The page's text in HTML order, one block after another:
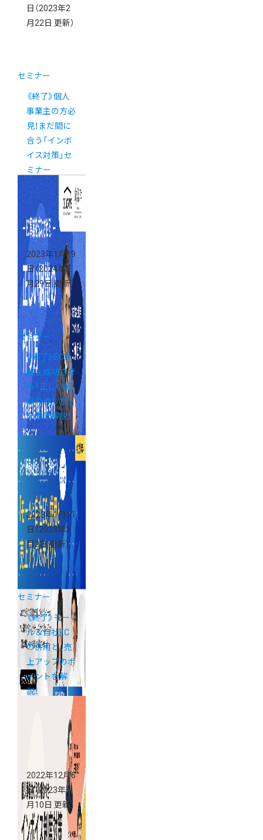
日 （2023年2
月22日 更新）
セミナー
《終了》個人
事業主の方必
見！まだ間に
合う「インボ
イス対策」セ
ミナー
2023年1月19
日（2024年2
月29日 更新）
セミナー
《終了》EC事
業を成功させ
る「正しい組
織の作り方」
を徹底解説！
2023年1月11
日 （2023年2
月2日 更新）
セミナー
《終了》モー
ル＆自社EC
の併用と、売
上アップのポ
イントを解
説！
2022年12月6
日（2023年1
月10日 更新）